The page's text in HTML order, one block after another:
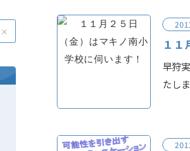
１１
早狩
たし